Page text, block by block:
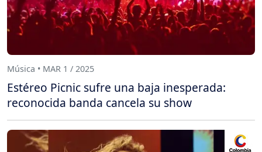
Música • MAR 1 / 2025
Estéreo Picnic sufre una baja inesperada:
reconocida banda cancela su show